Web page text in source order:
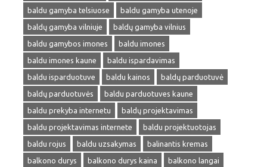
baldu gamyba telsiuose
baldu gamyba utenoje
baldų gamyba vilniuje
baldų gamyba vilnius
baldu gamybos imones
baldu imones
baldu imones kaune
baldu ispardavimas
baldu isparduotuve
baldu kainos
baldų parduotuvė
baldų parduotuvės
baldu parduotuves kaune
baldu prekyba internetu
baldų projektavimas
baldu projektavimas internete
baldu projektuotojas
baldu rojus
baldu uzsakymas
balinantis kremas
balkono durys
balkono durys kaina
balkono langai